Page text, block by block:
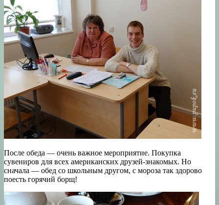
После обеда — очень важное мероприятие. Покупка
сувениров для всех американских друзей-знакомых. Но
сначала — обед со школьным другом, с мороза так здорово
поесть горячий борщ!